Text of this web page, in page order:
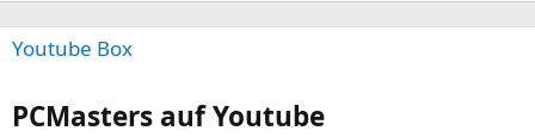
Youtube Box
PCMasters auf Youtube